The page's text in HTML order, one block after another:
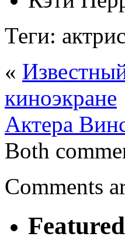
Теги:
«
киноэкране
Актера
Both
Comments